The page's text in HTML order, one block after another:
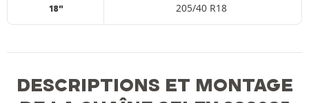
18" 205/40 R18
DESCRIPTIONS ET MONTAGE